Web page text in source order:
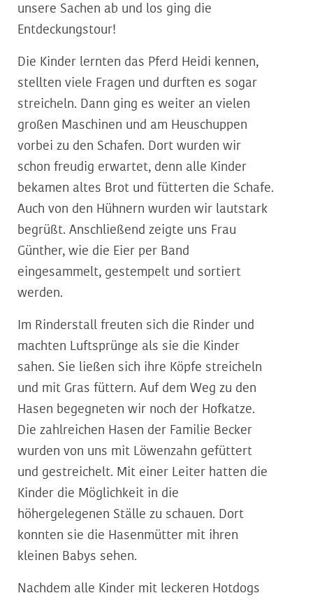
unsere Sachen ab und los ging die
Entdeckungstour!
Die Kinder lernten das Pferd Heidi kennen,
stellten viele Fragen und durften es sogar
streicheln. Dann ging es weiter an vielen
großen Maschinen und am Heuschuppen
vorbei zu den Schafen. Dort wurden wir
schon freudig erwartet, denn alle Kinder
bekamen altes Brot und fütterten die Schafe.
Auch von den Hühnern wurden wir lautstark
begrüßt. Anschließend zeigte uns Frau
Günther, wie die Eier per Band
eingesammelt, gestempelt und sortiert
werden.
Im Rinderstall freuten sich die Rinder und
machten Luftsprünge als sie die Kinder
sahen. Sie ließen sich ihre Köpfe streicheln
und mit Gras füttern. Auf dem Weg zu den
Hasen begegneten wir noch der Hofkatze.
Die zahlreichen Hasen der Familie Becker
wurden von uns mit Löwenzahn gefüttert
und gestreichelt. Mit einer Leiter hatten die
Kinder die Möglichkeit in die
höhergelegenen Ställe zu schauen. Dort
konnten sie die Hasenmütter mit ihren
kleinen Babys sehen.
Nachdem alle Kinder mit leckeren Hotdogs